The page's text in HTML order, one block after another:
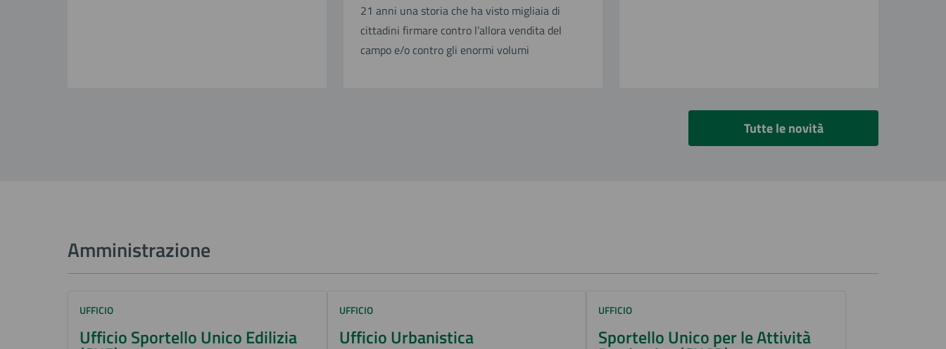
21 anni una storia che ha visto migliaia di
cittadini firmare contro l’allora vendita del
campo e/o contro gli enormi volumi
Tutte le novità
Amministrazione
UFFICIO
Ufficio Sportello Unico Edilizia
UFFICIO
Ufficio Urbanistica
UFFICIO
Sportello Unico per le Attività